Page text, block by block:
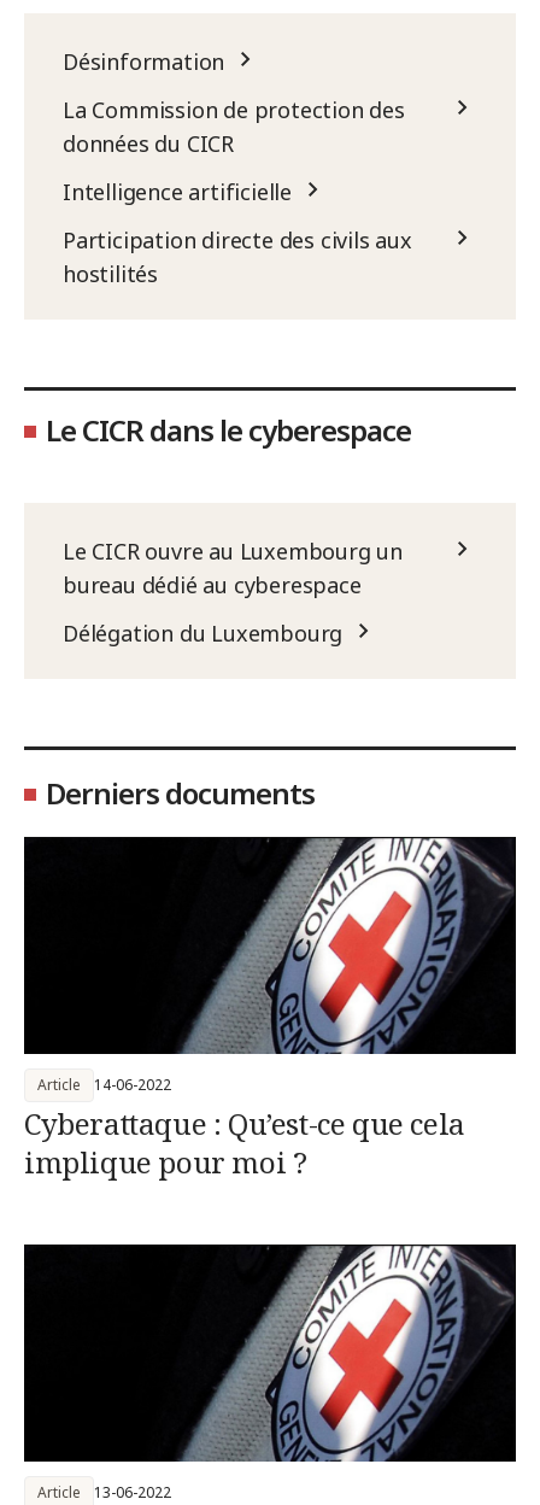
Désinformation
La Commission de protection des
données du CICR
Intelligence artificielle
Participation directe des civils aux
hostilités
Le CICR dans le cyberespace
Le CICR ouvre au Luxembourg un
bureau dédié au cyberespace
Délégation du Luxembourg
Derniers documents
Cyberattaque : Qu’est-ce que cela
implique pour moi ?
Article 14-06-2022
Article 13-06-2022